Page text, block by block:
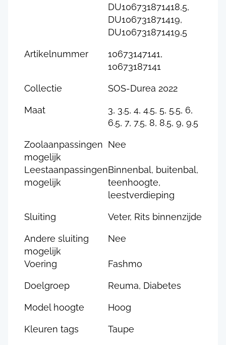
DU106731871418,5,
DU106731871419,
DU106731871419,5
Artikelnummer
10673147141,
10673187141
Collectie SOS-Durea 2022
Maat
3, 3.5, 4, 4.5, 5, 5.5, 6,
6.5, 7, 7.5, 8, 8.5, 9, 9.5
Zoolaanpassingen
mogelijk
Nee
Leestaanpassingen
mogelijk
Binnenbal, buitenbal,
teenhoogte,
leestverdieping
Sluiting Veter, Rits binnenzijde
Andere sluiting
mogelijk
Nee
Voering Fashmo
Doelgroep Reuma, Diabetes
Model hoogte Hoog
Kleuren tags Taupe